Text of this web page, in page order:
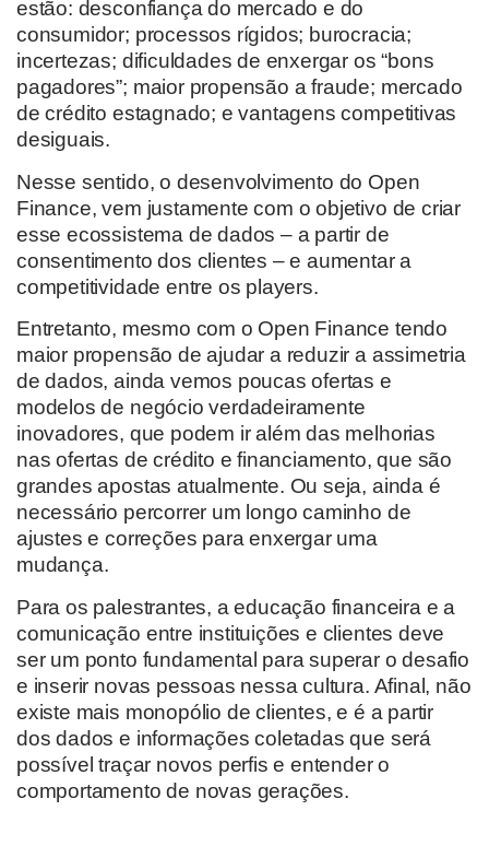
estão: desconfiança do mercado e do
consumidor; processos rígidos; burocracia;
incertezas; dificuldades de enxergar os “bons
pagadores”; maior propensão a fraude; mercado
de crédito estagnado; e vantagens competitivas
desiguais.
Nesse sentido, o desenvolvimento do Open
Finance, vem justamente com o objetivo de criar
esse ecossistema de dados – a partir de
consentimento dos clientes – e aumentar a
competitividade entre os players.
Entretanto, mesmo com o Open Finance tendo
maior propensão de ajudar a reduzir a assimetria
de dados, ainda vemos poucas ofertas e
modelos de negócio verdadeiramente
inovadores, que podem ir além das melhorias
nas ofertas de crédito e financiamento, que são
grandes apostas atualmente. Ou seja, ainda é
necessário percorrer um longo caminho de
ajustes e correções para enxergar uma
mudança.
Para os palestrantes, a educação financeira e a
comunicação entre instituições e clientes deve
ser um ponto fundamental para superar o desafio
e inserir novas pessoas nessa cultura. Afinal, não
existe mais monopólio de clientes, e é a partir
dos dados e informações coletadas que será
possível traçar novos perfis e entender o
comportamento de novas gerações.